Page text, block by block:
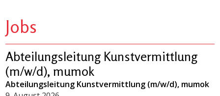
Jobs
Abteilungsleitung Kunstvermittlung
(m/w/d), mumok
Abteilungsleitung Kunstvermittlung (m/w/d), mumok